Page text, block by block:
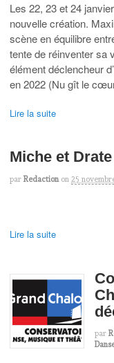
Les 22, 23 et 24
nouvelle création.
scène en équilibre
tente de réinventer sa
élément déclencheur
en 2022 (Nu gît le
Lire la suite
Miche et Drate
par Redaction on 25
Lire la suite
par